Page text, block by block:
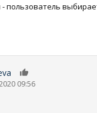
пользователь
09:56